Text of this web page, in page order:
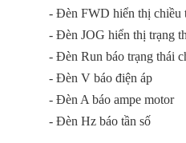
- Đèn FWD hiển thị chiều
- Đèn JOG hiển thị trạng
- Đèn Run báo trạng thái
- Đèn V báo điện áp
- Đèn A báo ampe motor
- Đèn Hz báo tần số